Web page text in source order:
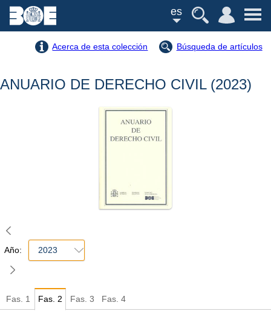
es
Acerca de esta colección Búsqueda de artículos
ANUARIO DE DERECHO CIVIL (2023)
Año: 2023
Fas. 1 Fas. 2 Fas. 3 Fas. 4